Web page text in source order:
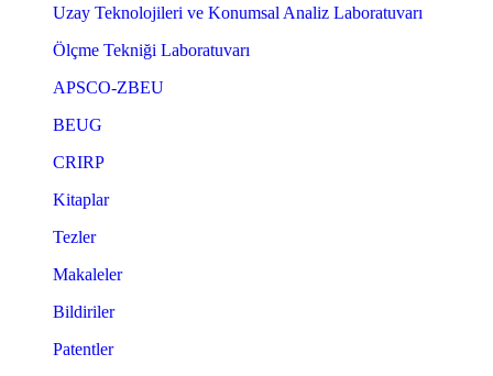
Uzay Teknolojileri ve Konumsal Analiz Laboratuvarı
Ölçme Tekniği Laboratuvarı
APSCO-ZBEU
BEUG
CRIRP
Kitaplar
Tezler
Makaleler
Bildiriler
Patentler